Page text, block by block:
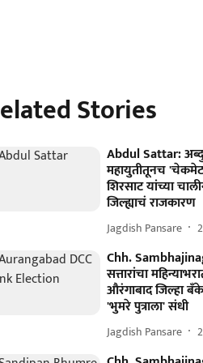
Stories
Abdul Sattar:
महायुतीतूनच
शिरसाट यांच्या
जिल्ह्याचं राजकारण
Jagdish Pansare
Chh.
सत्तारांचा
औरंगाबाद जिल्हा
'भुमरे पुत्राला' संधी
Jagdish Pansare